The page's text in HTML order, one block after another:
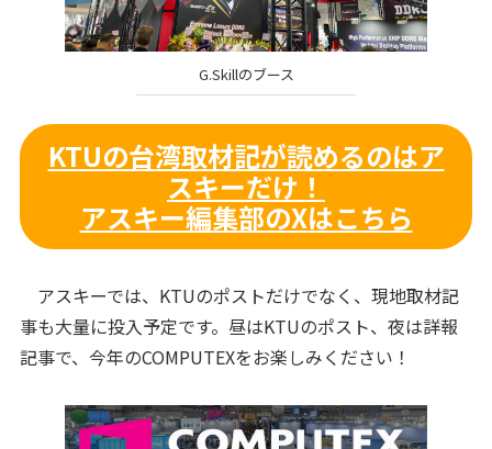
G.Skillのブース
KTUの台湾取材記が読めるのはア
スキーだけ！
アスキー編集部のXはこちら
アスキーでは、KTUのポストだけでなく、現地取材記
事も大量に投入予定です。昼はKTUのポスト、夜は詳報
記事で、今年のCOMPUTEXをお楽しみください！